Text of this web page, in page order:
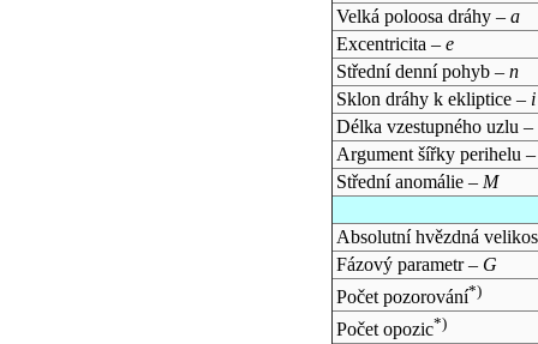
Velká poloosa dráhy – a
Excentricita – e
Střední denní pohyb – n
Sklon dráhy k ekliptice – i
Délka vzestupného uzlu –
Argument šířky perihelu
Střední anomálie – M
Absolutní hvězdná
Fázový parametr – G
Počet pozorování*)
Počet opozic*)